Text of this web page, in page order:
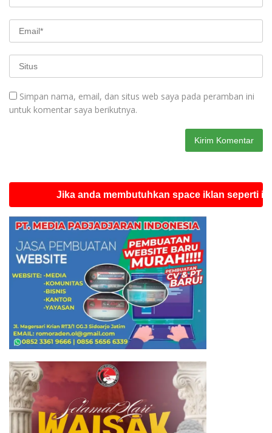
Simpan nama, email, dan situs web saya pada peramban ini
untuk komentar saya berikutnya.
Jika anda membutuhkan space iklan seperti ini